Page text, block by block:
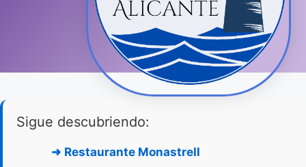
Sigue descubriendo:
➜ Restaurante Monastrell